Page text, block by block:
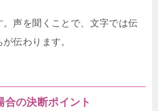
声を聞くことで、文字では伝
伝わります。
合の決断ポイント